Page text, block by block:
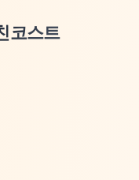
코스트